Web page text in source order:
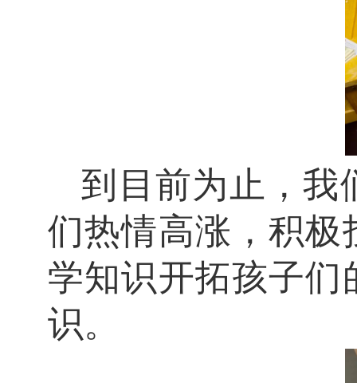
到目前为止，我
们热情高涨，积极
学知识开拓孩子
识。